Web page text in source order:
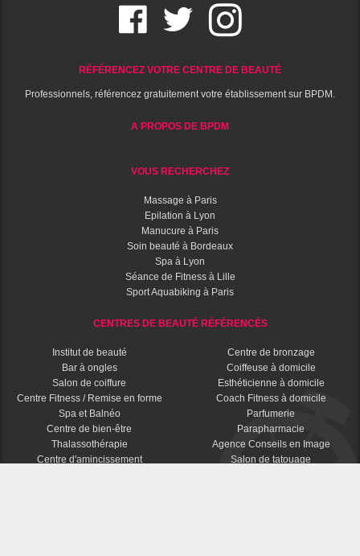
RÉFÉRENCEZ VOTRE CENTRE DE BEAUTÉ
Professionnels, référencez gratuitement votre établissement sur BPDM.
A PROPOS DE BPDM
VOUS RECHERCHEZ
Massage à Paris
Epilation à Lyon
Manucure à Paris
Soin beauté à Bordeaux
Spa à Lyon
Séance de Fitness à Lille
Sport Aquabiking à Paris
CENTRES DE BEAUTÉ RÉFÉRENCÉS
Institut de beauté
Bar à ongles
Salon de coiffure
Centre Fitness / Remise en forme
Spa et Balnéo
Centre de bien-être
Thalassothérapie
Centre d'amincissement
Centre de bronzage
Coiffeuse à domicile
Esthéticienne à domicile
Coach Fitness à domicile
Parfumerie
Parapharmacie
Agence Conseils en Image
Salon de tatouage